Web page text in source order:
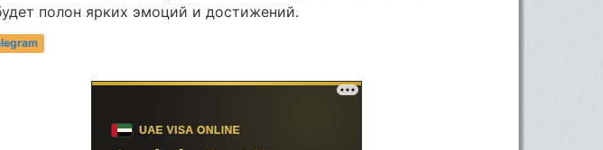
полон ярких эмоций и достижений.